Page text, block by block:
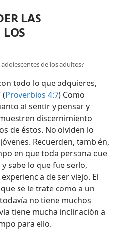
LAS
LOS
de los adultos?
todo lo que adquieres,
(Proverbios 4:7) Como
al sentir y pensar y
discernimiento
de éstos. No olviden lo
Recuerden, también,
en que toda persona que
sabe lo que fue serlo,
de ser viejo. El
se le trate como a un
no tiene muchos
tiene mucha inclinación a
para ello.